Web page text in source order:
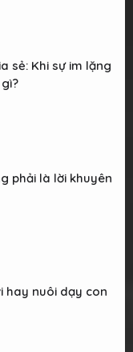
sẻ: Khi sự im lặng
phải là lời khuyên
hay nuôi dạy con